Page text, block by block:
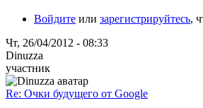
Войдите или зарегистрируйтесь,
Чт, 26/04/2012 - 08:33
Dinuzza
участник
Re: Очки будущего от Google